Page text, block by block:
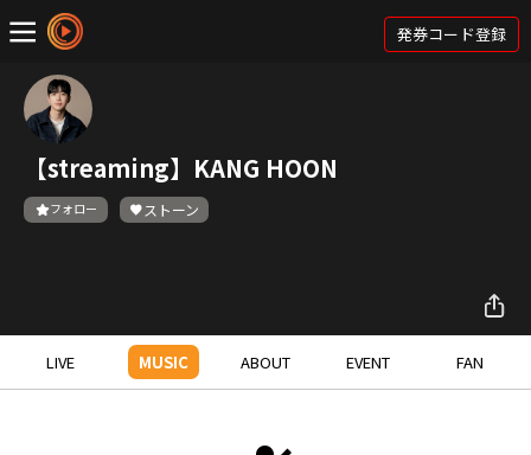
発券コード登録
【streaming】KANG HOON
フォロー ストーン
LIVE MUSIC ABOUT EVENT FAN